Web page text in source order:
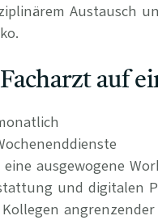
Austausch
auf
ausgewogene
und digitalen
angrenzender